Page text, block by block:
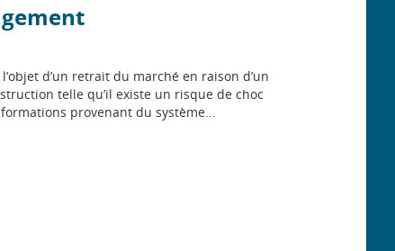
d’un retrait du marché en raison d’un
telle qu’il existe un risque de choc
provenant du système...